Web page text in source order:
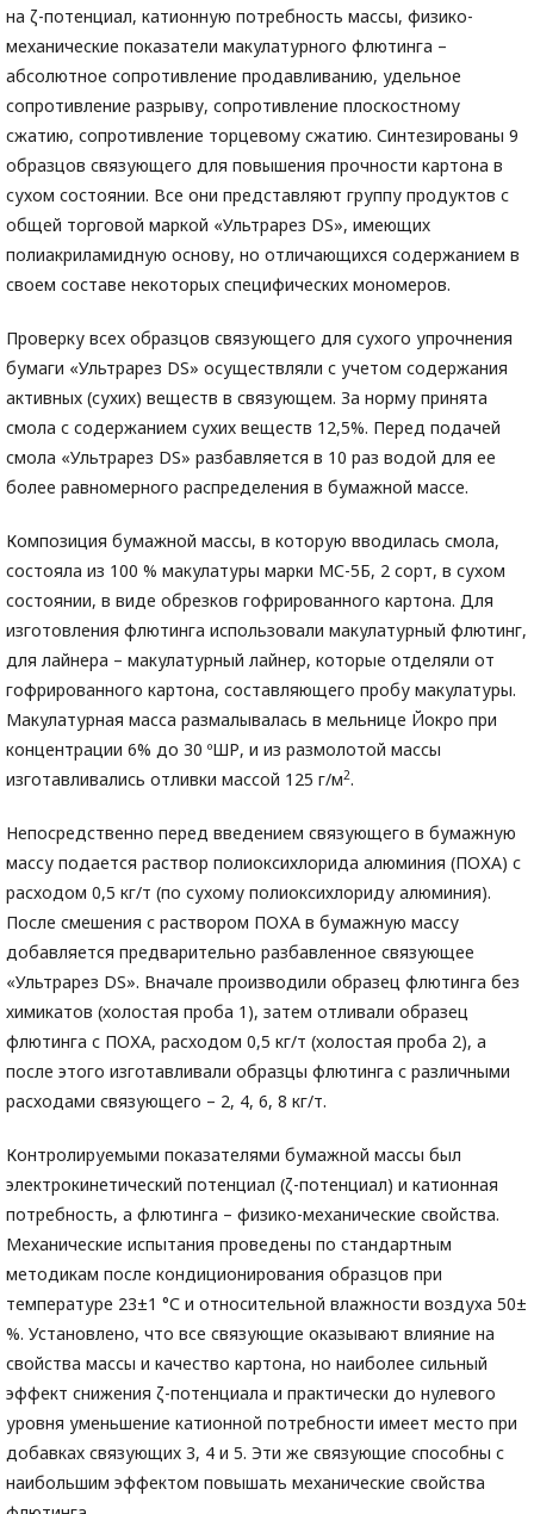
на ζ-потенциал, катионную потребность массы, физико-
механические показатели макулатурного флютинга –
абсолютное сопротивление продавливанию, удельное
сопротивление разрыву, сопротивление плоскостному
сжатию, сопротивление торцевому сжатию. Синтезированы 9
образцов связующего для повышения прочности картона в
сухом состоянии. Все они представляют группу продуктов с
общей торговой маркой «Ультрарез DS», имеющих
полиакриламидную основу, но отличающихся содержанием в
своем составе некоторых специфических мономеров.
Проверку всех образцов связующего для сухого упрочнения
бумаги «Ультрарез DS» осуществляли с учетом содержания
активных (сухих) веществ в связующем. За норму принята
смола с содержанием сухих веществ 12,5%. Перед подачей
смола «Ультрарез DS» разбавляется в 10 раз водой для ее
более равномерного распределения в бумажной массе.
Композиция бумажной массы, в которую вводилась смола,
состояла из 100 % макулатуры марки МС-5Б, 2 сорт, в сухом
состоянии, в виде обрезков гофрированного картона. Для
изготовления флютинга использовали макулатурный флютинг,
для лайнера – макулатурный лайнер, которые отделяли от
гофрированного картона, составляющего пробу макулатуры.
Макулатурная масса размалывалась в мельнице Йокро при
концентрации 6% до 30 ºШР, и из размолотой массы
изготавливались отливки массой 125 г/м2.
Непосредственно перед введением связующего в бумажную
массу подается раствор полиоксихлорида алюминия (ПОХА) с
расходом 0,5 кг/т (по сухому полиоксихлориду алюминия).
После смешения с раствором ПОХА в бумажную массу
добавляется предварительно разбавленное связующее
«Ультрарез DS». Вначале производили образец флютинга без
химикатов (холостая проба 1), затем отливали образец
флютинга с ПОХА, расходом 0,5 кг/т (холостая проба 2), а
после этого изготавливали образцы флютинга с различными
расходами связующего – 2, 4, 6, 8 кг/т.
Контролируемыми показателями бумажной массы был
электрокинетический потенциал (ζ-потенциал) и катионная
потребность, а флютинга – физико-механические свойства.
Механические испытания проведены по стандартным
методикам после кондиционирования образцов при
температуре 23±1 °С и относительной влажности воздуха 50±
%. Установлено, что все связующие оказывают влияние на
свойства массы и качество картона, но наиболее сильный
эффект снижения ζ-потенциала и практически до нулевого
уровня уменьшение катионной потребности имеет место при
добавках связующих 3, 4 и 5. Эти же связующие способны с
наибольшим эффектом повышать механические свойства